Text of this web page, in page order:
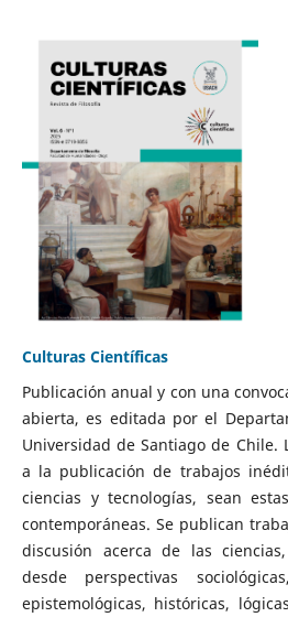
Culturas Científicas
Publicación anual y con una
abierta, es editada por el
Universidad de Santiago de Chile.
a la publicación de trabajos
ciencias y tecnologías, sean
contemporáneas. Se publican
discusión acerca de las
desde perspectivas
epistemológicas, históricas,